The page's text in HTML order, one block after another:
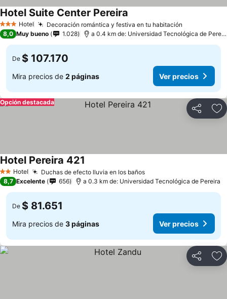
3 Estrellas
Hotel Decoración romántica y festiva en tu habitación
Hotel Suite Center Pereira
8,0 Muy bueno 1.028 a 0.4 km de: Universidad Tecnológica de Pereira
De $ 107.170
Mira precios de 2 páginas Ver precios
Compartir
Opción destacada
2 Estrellas
Hotel Duchas de efecto lluvia en los baños
Hotel Pereira 421
8,7 Excelente 656 a 0.3 km de: Universidad Tecnológica de Pereira
De $ 81.651
Mira precios de 3 páginas Ver precios
Compartir